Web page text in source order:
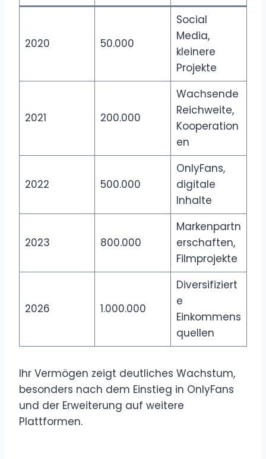
2020 50.000
Social
Media,
kleinere
Projekte
2021 200.000
Wachsende
Reichweite,
Kooperation
en
2022 500.000
OnlyFans,
digitale
Inhalte
2023 800.000
Markenpartn
erschaften,
Filmprojekte
2026 1.000.000
Diversifiziert
e
Einkommens
quellen
Ihr Vermögen zeigt deutliches Wachstum,
besonders nach dem Einstieg in OnlyFans
und der Erweiterung auf weitere
Plattformen.